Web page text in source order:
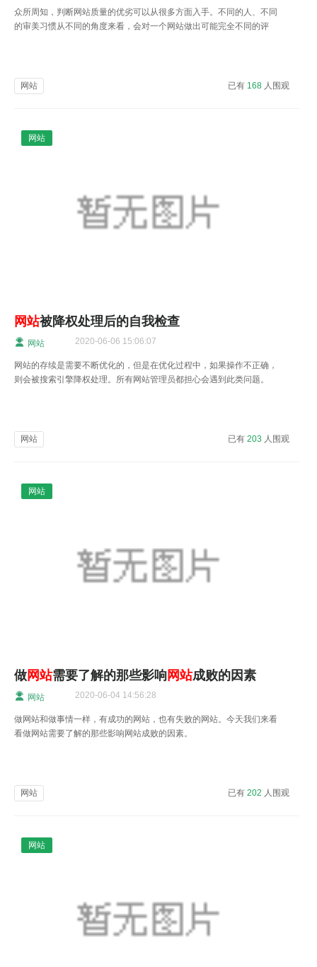
众所周知，判断网站质量的优劣可以从很多方面入手。不同的人、不同
的审美习惯从不同的角度来看，会对一个网站做出可能完全不同的评
网站 已有 168 人围观
网站
网站被降权处理后的自我检查
网站 2020-06-06 15:06:07
网站的存续是需要不断优化的，但是在优化过程中，如果操作不正确，
则会被搜索引擎降权处理。所有网站管理员都担心会遇到此类问题。
网站 已有203 人围观
网站
做网站需要了解的那些影响网站成败的因素
网站 2020-06-04 14:56:28
做网站和做事情一样，有成功的网站，也有失败的网站。今天我们来看
看做网站需要了解的那些影响网站成败的因素。
网站 已有202 人围观
网站